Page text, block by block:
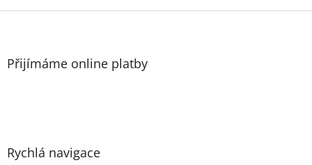
Z
Přijímáme online platby
Rychlá navigace